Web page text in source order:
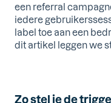
een referral
iedere
label toe aan een
dit artikel leggen we
Zo stel je de